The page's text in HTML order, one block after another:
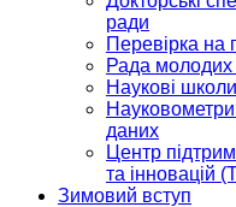
ради
Перевірка на
Рада молодих
Наукові школи
даних
Центр
та інновацій
Зимовий вступ